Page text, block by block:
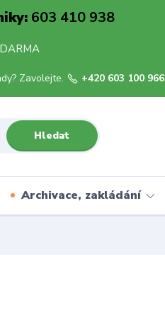
603 410 938
Hledat
Zavolejte. +420 603 100 966
Archivace, zakládání